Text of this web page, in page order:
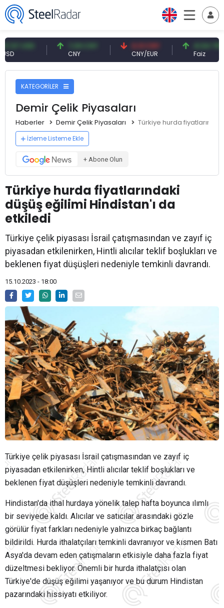
7,09 CNY 0,13 CNY
CNY/EUR
41,54 TRY
KATEGORİLER
Demir Çelik Piyasaları
Haberler Demir Çelik Piyasaları Türkiye hurda
İzleme Listeme Ekle
+ Abone Olun
Türkiye hurda fiyatlarındaki
düşüş eğilimi Hindistan'ı da
etkiledi
Türkiye çelik piyasası İsrail çatışmasından ve zayıf iç
piyasadan etkilenirken, Hintli alıcılar teklif boşlukları ve
beklenen fiyat düşüşleri nedeniyle temkinli davrandı.
15.10.2023 - 18:00
Türkiye çelik piyasası İsrail çatışmasından ve zayıf iç
piyasadan etkilenirken, Hintli alıcılar teklif boşlukları ve
beklenen fiyat düşüşleri nedeniyle temkinli davrandı.
Hindistan'da ithal hurdaya yönelik talep hafta boyunca ılımlı
bir seviyede kaldı. Alıcılar ve satıcılar arasındaki gözle
görülür fiyat farkları nedeniyle yalnızca birkaç bağlantı
bildirildi. Hurda ithalatçıları temkinli davranıyor ve kısmen Batı
Asya'da devam eden çatışmaların etkisiyle daha fazla fiyat
düzeltmesi bekliyor. Önemli bir hurda ithalatçısı olan
Türkiye'de düşüş eğilimi yaşanıyor ve bu durum Hindistan
pazarındaki hissiyatı etkiliyor.